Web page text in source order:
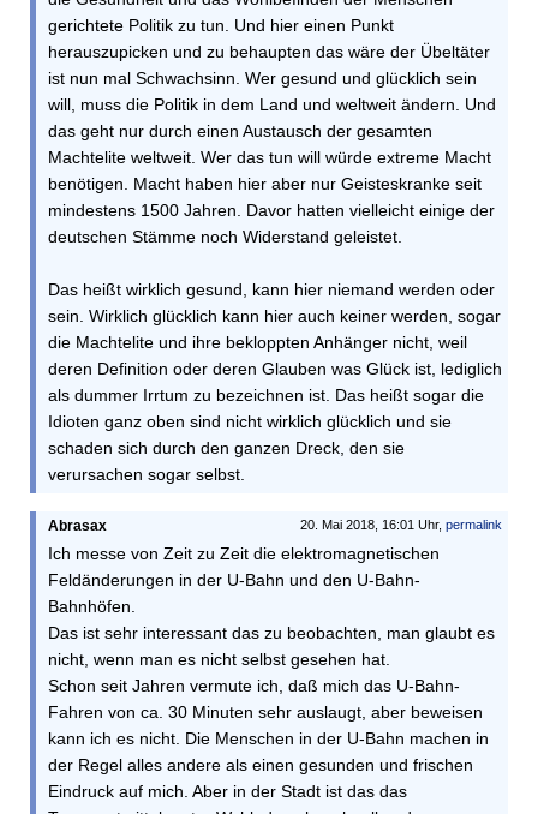
gerichtete Politik zu tun. Und hier einen Punkt
herauszupicken und zu behaupten das wäre der Übeltäter
ist nun mal Schwachsinn. Wer gesund und glücklich sein
will, muss die Politik in dem Land und weltweit ändern. Und
das geht nur durch einen Austausch der gesamten
Machtelite weltweit. Wer das tun will würde extreme Macht
benötigen. Macht haben hier aber nur Geisteskranke seit
mindestens 1500 Jahren. Davor hatten vielleicht einige der
deutschen Stämme noch Widerstand geleistet.
Das heißt wirklich gesund, kann hier niemand werden oder
sein. Wirklich glücklich kann hier auch keiner werden, sogar
die Machtelite und ihre bekloppten Anhänger nicht, weil
deren Definition oder deren Glauben was Glück ist, lediglich
als dummer Irrtum zu bezeichnen ist. Das heißt sogar die
Idioten ganz oben sind nicht wirklich glücklich und sie
schaden sich durch den ganzen Dreck, den sie
verursachen sogar selbst.
20. Mai 2018, 16:01 Uhr, permalink
Abrasax
Ich messe von Zeit zu Zeit die elektromagnetischen
Feldänderungen in der U-Bahn und den U-Bahn-
Bahnhöfen.
Das ist sehr interessant das zu beobachten, man glaubt es
nicht, wenn man es nicht selbst gesehen hat.
Schon seit Jahren vermute ich, daß mich das U-Bahn-
Fahren von ca. 30 Minuten sehr auslaugt, aber beweisen
kann ich es nicht. Die Menschen in der U-Bahn machen in
der Regel alles andere als einen gesunden und frischen
Eindruck auf mich. Aber in der Stadt ist das das